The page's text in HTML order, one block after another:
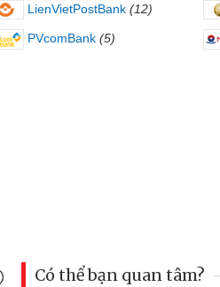
LienVietPostBank (12)
PVcomBank (5)
Có thể bạn quan tâm?